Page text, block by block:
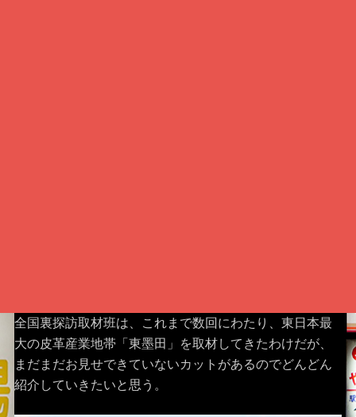
全国裏探訪取材班は、これまで数回にわたり、東日本最
大の皮革産業地帯「東墨田」を取材してきたわけだが、
まだまだお見せできていないカットがあるのでどんどん
紹介していきたいと思う。